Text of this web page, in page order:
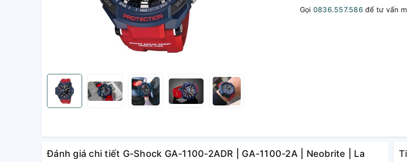
Gọi 0836.557.586 để tư vấn
Đánh giá chi tiết G-Shock GA-1100-2ADR | GA-1100-2A | Neobrite | La